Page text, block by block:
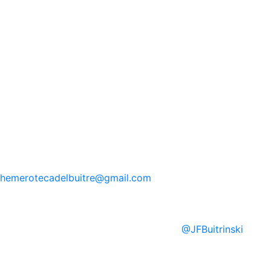
hemerotecadelbuitre@gmail.com
@JFBuitrinski